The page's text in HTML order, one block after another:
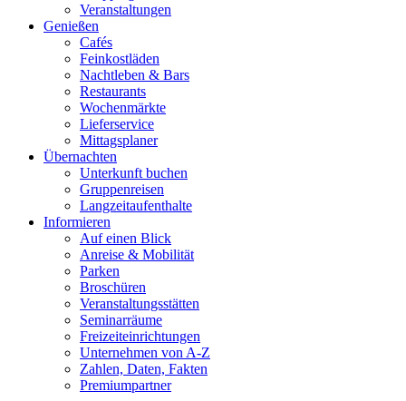
Veranstaltungen
Genießen
Cafés
Feinkostläden
Nachtleben & Bars
Restaurants
Wochenmärkte
Lieferservice
Mittagsplaner
Übernachten
Unterkunft buchen
Gruppenreisen
Langzeitaufenthalte
Informieren
Auf einen Blick
Anreise & Mobilität
Parken
Broschüren
Veranstaltungsstätten
Seminarräume
Freizeiteinrichtungen
Unternehmen von A-Z
Zahlen, Daten, Fakten
Premiumpartner